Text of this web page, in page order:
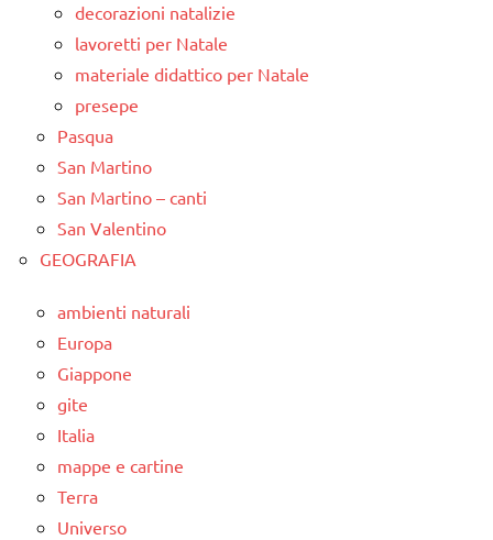
decorazioni natalizie
lavoretti per Natale
materiale didattico per Natale
presepe
Pasqua
San Martino
San Martino – canti
San Valentino
GEOGRAFIA
ambienti naturali
Europa
Giappone
gite
Italia
mappe e cartine
Terra
Universo